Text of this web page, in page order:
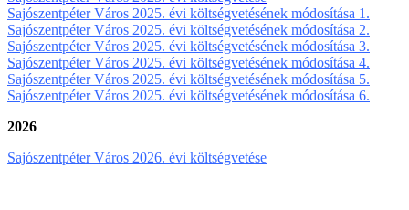
Sajószentpéter Város 2025. évi költségvetésének módosítása 1.
Sajószentpéter Város 2025. évi költségvetésének módosítása 2.
Sajószentpéter Város 2025. évi költségvetésének módosítása 3.
Sajószentpéter Város 2025. évi költségvetésének módosítása 4.
Sajószentpéter Város 2025. évi költségvetésének módosítása 5.
Sajószentpéter Város 2025. évi költségvetésének módosítása 6.
2026
Sajószentpéter Város 2026. évi költségvetése